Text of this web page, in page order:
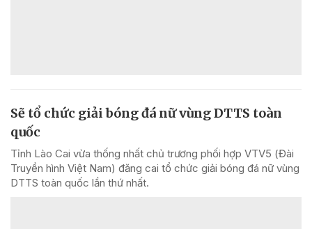
Sẽ tổ chức giải bóng đá nữ vùng DTTS toàn
quốc
Tỉnh Lào Cai vừa thống nhất chủ trương phối hợp VTV5 (Đài
Truyền hình Việt Nam) đăng cai tổ chức giải bóng đá nữ vùng
DTTS toàn quốc lần thứ nhất.